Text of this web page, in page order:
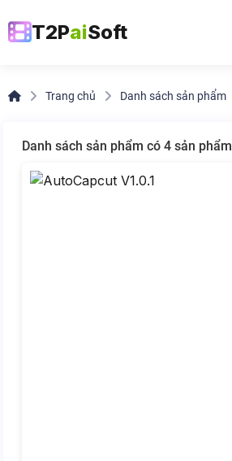
T2PaiSoft
Trang chủ Danh sách sản phẩm
Danh sách sản phẩm có 4 sản phẩm